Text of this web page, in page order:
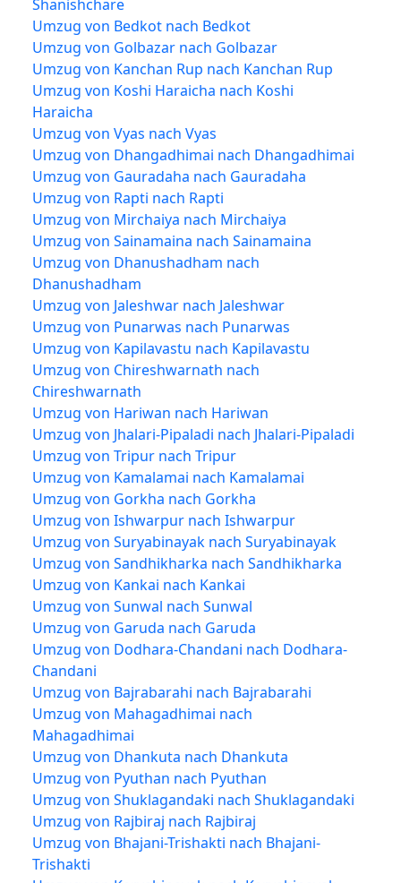
Shanishchare
Umzug von Bedkot nach Bedkot
Umzug von Golbazar nach Golbazar
Umzug von Kanchan Rup nach Kanchan Rup
Umzug von Koshi Haraicha nach Koshi
Haraicha
Umzug von Vyas nach Vyas
Umzug von Dhangadhimai nach Dhangadhimai
Umzug von Gauradaha nach Gauradaha
Umzug von Rapti nach Rapti
Umzug von Mirchaiya nach Mirchaiya
Umzug von Sainamaina nach Sainamaina
Umzug von Dhanushadham nach
Dhanushadham
Umzug von Jaleshwar nach Jaleshwar
Umzug von Punarwas nach Punarwas
Umzug von Kapilavastu nach Kapilavastu
Umzug von Chireshwarnath nach
Chireshwarnath
Umzug von Hariwan nach Hariwan
Umzug von Jhalari-Pipaladi nach Jhalari-Pipaladi
Umzug von Tripur nach Tripur
Umzug von Kamalamai nach Kamalamai
Umzug von Gorkha nach Gorkha
Umzug von Ishwarpur nach Ishwarpur
Umzug von Suryabinayak nach Suryabinayak
Umzug von Sandhikharka nach Sandhikharka
Umzug von Kankai nach Kankai
Umzug von Sunwal nach Sunwal
Umzug von Garuda nach Garuda
Umzug von Dodhara-Chandani nach Dodhara-
Chandani
Umzug von Bajrabarahi nach Bajrabarahi
Umzug von Mahagadhimai nach
Mahagadhimai
Umzug von Dhankuta nach Dhankuta
Umzug von Pyuthan nach Pyuthan
Umzug von Shuklagandaki nach Shuklagandaki
Umzug von Rajbiraj nach Rajbiraj
Umzug von Bhajani-Trishakti nach Bhajani-
Trishakti